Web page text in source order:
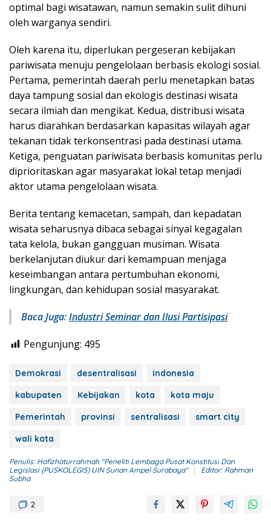
optimal bagi wisatawan, namun semakin sulit dihuni
oleh warganya sendiri.
Oleh karena itu, diperlukan pergeseran kebijakan
pariwisata menuju pengelolaan berbasis ekologi sosial.
Pertama, pemerintah daerah perlu menetapkan batas
daya tampung sosial dan ekologis destinasi wisata
secara ilmiah dan mengikat. Kedua, distribusi wisata
harus diarahkan berdasarkan kapasitas wilayah agar
tekanan tidak terkonsentrasi pada destinasi utama.
Ketiga, penguatan pariwisata berbasis komunitas perlu
diprioritaskan agar masyarakat lokal tetap menjadi
aktor utama pengelolaan wisata.
Berita tentang kemacetan, sampah, dan kepadatan
wisata seharusnya dibaca sebagai sinyal kegagalan
tata kelola, bukan gangguan musiman. Wisata
berkelanjutan diukur dari kemampuan menjaga
keseimbangan antara pertumbuhan ekonomi,
lingkungan, dan kehidupan sosial masyarakat.
Baca Juga:Industri Seminar dan Ilusi Partisipasi
Pengunjung: 495
Demokrasi desentralisasi
Indonesia
kabupaten
Kebijakan kota
kota maju
Pemerintah
provinsi sentralisasi
smart city
wali kota
Penulis: Hafizhaturrahmah "Peneliti Lembaga Pusat Konstitusi Dan
Legislasi (PUSKOLEGIS) UIN Sunan Ampel Surabaya"
Editor: Rahman
Subha
2